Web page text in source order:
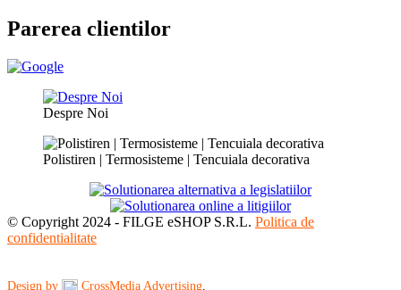
Parerea clientilor
Despre Noi
Polistiren | Termosisteme | Tencuiala decorativa
© Copyright 2024 - FILGE eSHOP S.R.L. Politica de
confidentialitate
Design by CrossMedia Advertising